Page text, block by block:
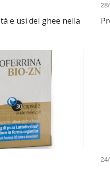
e usi del ghee nella